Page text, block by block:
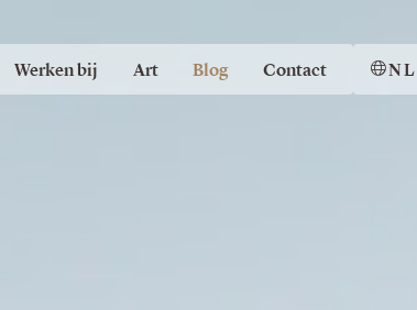
Werken bij Art Blog Contact NL